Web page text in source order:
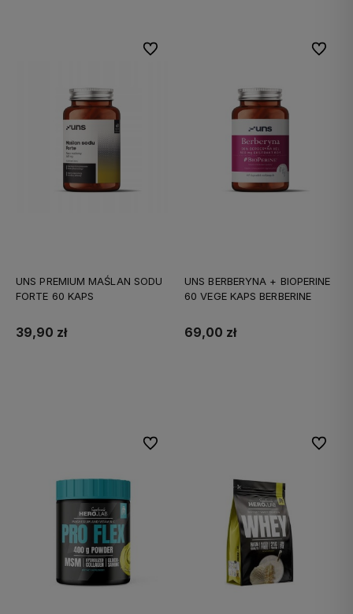
UNS PREMIUM MAŚLAN SODU
FORTE 60 KAPS
39,90 zł
Do ulubionych
UNS BERBERYNA + BIOPERINE
60 VEGE KAPS BERBERINE
69,00 zł
Do
Do ulubionych Do